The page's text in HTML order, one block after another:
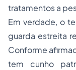
tratamentos a
Em verdade, o
guarda estreita
Conforme
tem cunho